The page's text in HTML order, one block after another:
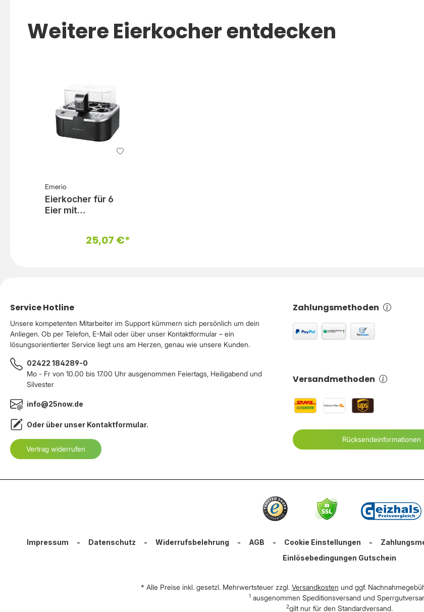
Weitere Eierkocher entdecken
Emerio
Eierkocher für 6
Eier mit
25,07 €*
Service Hotline
Unsere kompetenten Mitarbeiter im Support kümmern sich persönlich um dein
Anliegen. Ob per Telefon, E-Mail oder über unser Kontaktformular – ein
lösungsorientierter Service liegt uns am Herzen, genau wie unsere Kunden.
02422 184289-0
Mo - Fr von 10.00 bis 17.00 Uhr ausgenommen Feiertags, Heiligabend und
Silvester
info@25now.de
Oder über unser Kontaktformular.
Vertrag widerrufen
Zahlungsmethoden
Versandmethoden
Rücksendeinformationen
Impressum - Datenschutz - Widerrufsbelehrung - AGB - Cookie Einstellungen -
Einlösebedingungen Gutschein
* Alle Preise inkl. gesetzl. Mehrwertsteuer zzgl. Versandkosten und ggf.
1 ausgenommen Speditionsversand und
2gilt nur für den Standardversand.